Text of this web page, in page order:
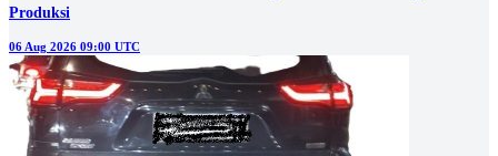
Produksi
06 Aug 2026 09:00 UTC